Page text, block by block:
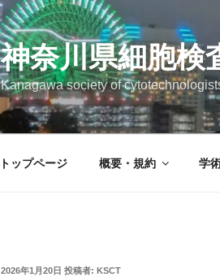
神奈川県細胞検
Kanagawa society of
トップページ 概要・規約 学
投
2026年1月20日 投稿者: KSCT